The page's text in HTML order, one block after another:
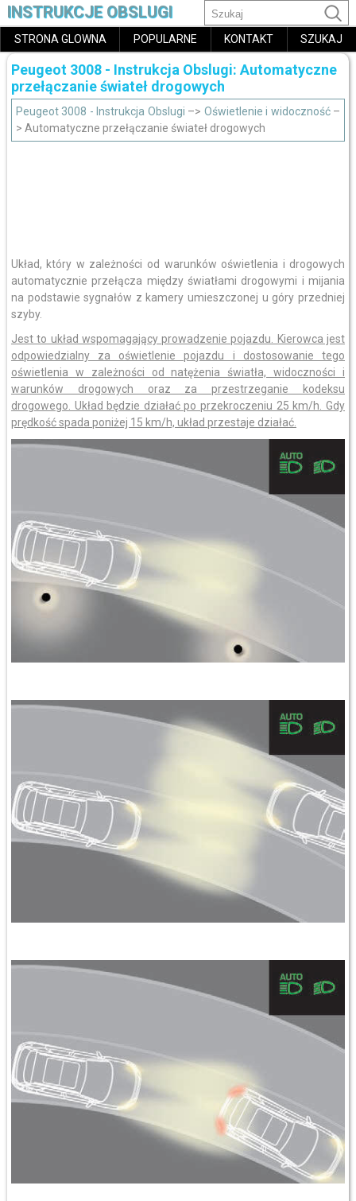
INSTRUKCJE OBSLUGI
STRONA GLOWNA POPULARNE KONTAKT SZUKAJ
Peugeot 3008 - Instrukcja Obslugi: Automatyczne
przełączanie świateł drogowych
Peugeot 3008 - Instrukcja Obslugi –> Oświetlenie i widoczność–
> Automatyczne przełączanie świateł drogowych
Układ, który w zależności od warunków oświetlenia i drogowych
automatycznie przełącza między światłami drogowymi i mijania
na podstawie sygnałów z kamery umieszczonej u góry przedniej
szyby.
Jest to układ wspomagający prowadzenie pojazdu. Kierowca jest
odpowiedzialny za oświetlenie pojazdu i dostosowanie tego
oświetlenia w zależności od natężenia światła, widoczności i
warunków drogowych oraz za przestrzeganie kodeksu
drogowego. Układ będzie działać po przekroczeniu 25 km/h. Gdy
prędkość spada poniżej 15 km/h, układ przestaje działać.